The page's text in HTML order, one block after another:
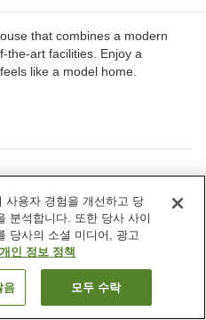
that combines a modern
the-art facilities. Enjoy a
like a model home.
다목적실
게스트하우스 오카카레
보기
사용자 경험을 개선하고 당
분석합니다. 또한 당사 사이
당사의 소셜 미디어, 광고
개인 정보 정책
음 모두 수락